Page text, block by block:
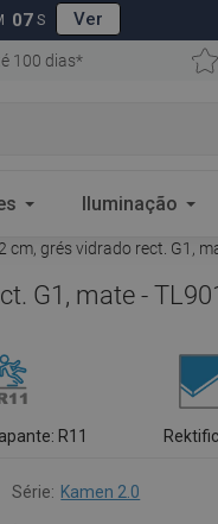
05 S Ver
100 dias*
Iluminação
grés vidrado rect. G1,
G1, mate -
R11
Série: Kamen 2.0